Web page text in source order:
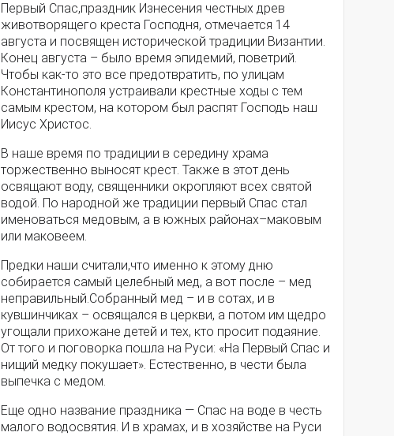
Первый Спас,праздник Изнесения честных древ
животворящего креста Господня, отмечается 14
августа и посвящен исторической традиции Византии.
Конец августа – было время эпидемий, поветрий.
Чтобы как-то это все предотвратить, по улицам
Константинополя устраивали крестные ходы с тем
самым крестом, на котором был распят Господь наш
Иисус Христос.
В наше время по традиции в середину храма
торжественно выносят крест. Также в этот день
освящают воду, священники окропляют всех святой
водой. По народной же традиции первый Спас стал
именоваться медовым, а в южных районах–маковым
или маковеем.
Предки наши считали,что именно к этому дню
собирается самый целебный мед, а вот после – мед
неправильный.Собранный мед – и в сотах, и в
кувшинчиках – освящался в церкви, а потом им щедро
угощали прихожане детей и тех, кто просит подаяние.
От того и поговорка пошла на Руси: «На Первый Спас и
нищий медку покушает». Естественно, в чести была
выпечка с медом.
Еще одно название праздника — Спас на воде в честь
малого водосвятия. И в храмах, и в хозяйстве на Руси